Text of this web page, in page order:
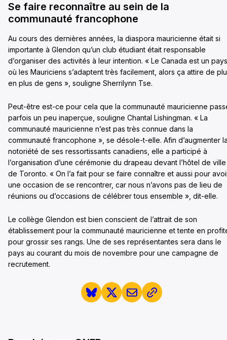
Se faire reconnaître au sein de la
communauté francophone
Au cours des dernières années, la diaspora mauricienne était si
importante à Glendon qu’un club étudiant était responsable
d’organiser des activités à leur intention. « Le Canada est un pays
où les Mauriciens s’adaptent très facilement, alors ça attire de
en plus de gens », souligne Sherrilynn Tse.
Peut-être est-ce pour cela que la communauté mauricienne
parfois un peu inaperçue, souligne Chantal Lishingman. « La
communauté mauricienne n’est pas très connue dans la
communauté francophone », se désole-t-elle. Afin d’augmenter
notoriété de ses ressortissants canadiens, elle a participé à
l’organisation d’une cérémonie du drapeau devant l’hôtel de ville
de Toronto. « On l’a fait pour se faire connaître et aussi pour
une occasion de se rencontrer, car nous n’avons pas de lieu de
réunions ou d’occasions de célébrer tous ensemble », dit-elle.
Le collège Glendon est bien conscient de l’attrait de son
établissement pour la communauté mauricienne et tente en
pour grossir ses rangs. Une de ses représentantes sera dans le
pays au courant du mois de novembre pour une campagne de
recrutement.